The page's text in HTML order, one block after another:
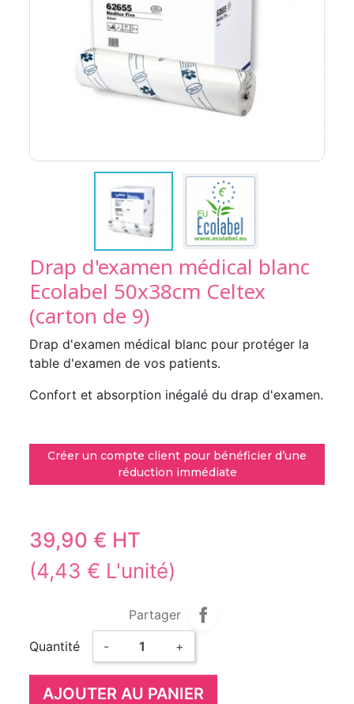
Drap d'examen médical blanc
Ecolabel 50x38cm Celtex
(carton de 9)
Drap d'examen médical blanc pour protéger la
table d'examen de vos patients.
Confort et absorption inégalé du drap d'examen.
Créer un compte client pour bénéficier d’une
réduction immédiate
39,90 € HT
(4,43 € L'unité)
Partager
Quantité
- +
AJOUTER AU PANIER